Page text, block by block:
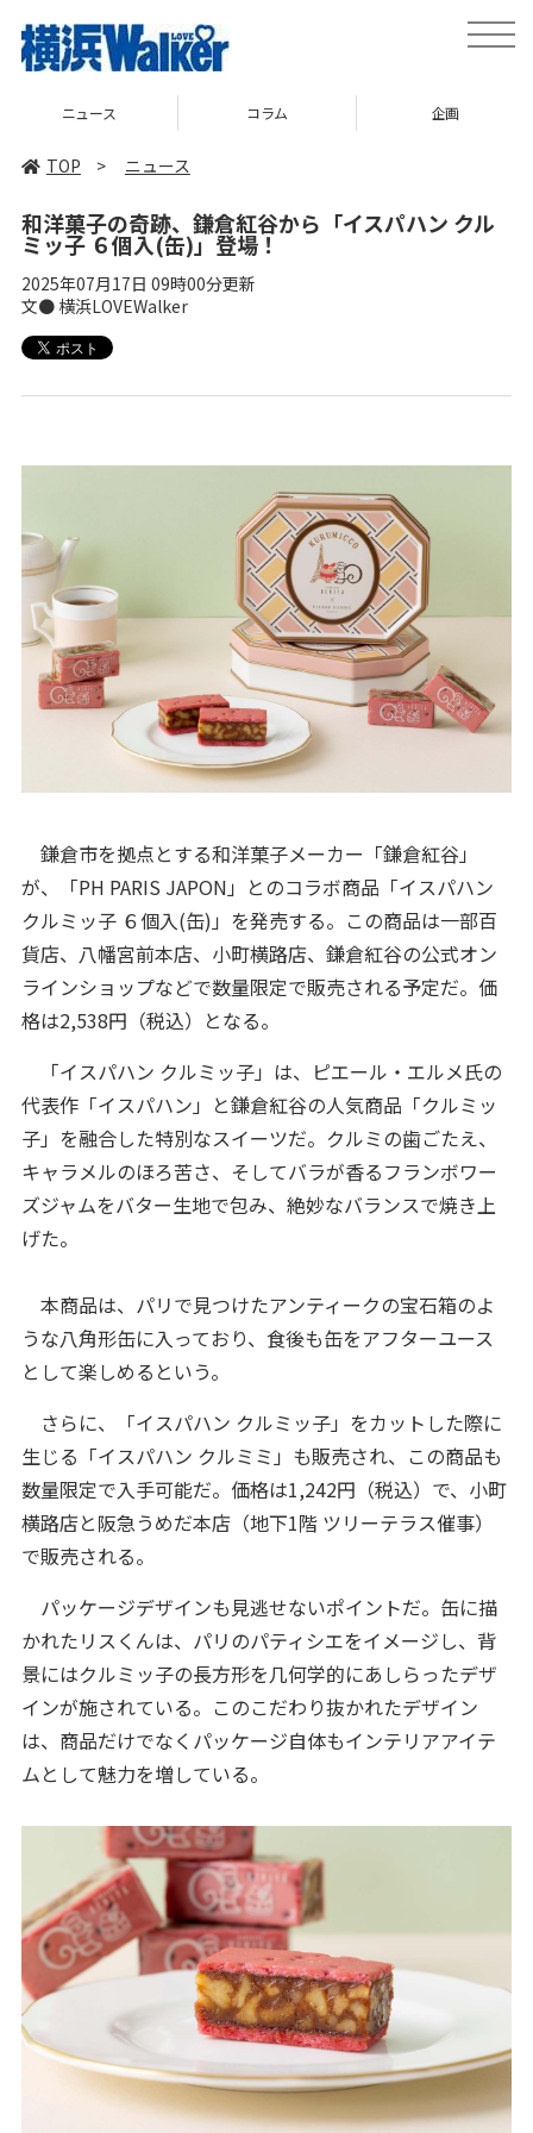
toggle
ニュース コラム 企画
TOP > ニュース
和洋菓子の奇跡、鎌倉紅谷から「イスパハン クル
ミッ子 ６個入(缶)」登場！
2025年07月17日 09時00分更新
文● 横浜LOVEWalker
鎌倉市を拠点とする和洋菓子メーカー「鎌倉紅谷」
が、「PH PARIS JAPON」とのコラボ商品「イスパハン
クルミッ子 ６個入(缶)」を発売する。この商品は一部百
貨店、八幡宮前本店、小町横路店、鎌倉紅谷の公式オン
ラインショップなどで数量限定で販売される予定だ。価
格は2,538円（税込）となる。
「イスパハン クルミッ子」は、ピエール・エルメ氏の
代表作「イスパハン」と鎌倉紅谷の人気商品「クルミッ
子」を融合した特別なスイーツだ。クルミの歯ごたえ、
キャラメルのほろ苦さ、そしてバラが香るフランボワー
ズジャムをバター生地で包み、絶妙なバランスで焼き上
げた。
本商品は、パリで見つけたアンティークの宝石箱のよ
うな八角形缶に入っており、食後も缶をアフターユース
として楽しめるという。
さらに、「イスパハン クルミッ子」をカットした際に
生じる「イスパハン クルミミ」も販売され、この商品も
数量限定で入手可能だ。価格は1,242円（税込）で、小町
横路店と阪急うめだ本店（地下1階 ツリーテラス催事）
で販売される。
パッケージデザインも見逃せないポイントだ。缶に描
かれたリスくんは、パリのパティシエをイメージし、背
景にはクルミッ子の長方形を几何学的にあしらったデザ
インが施されている。このこだわり抜かれたデザイン
は、商品だけでなくパッケージ自体もインテリアアイテ
ムとして魅力を増している。